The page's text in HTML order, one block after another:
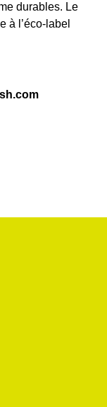
durables. Le
à l’éco-label